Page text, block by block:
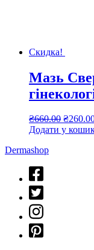
Скидка!
Мазь
₴660.00
ціна:
₴
Додати у
Dermashop